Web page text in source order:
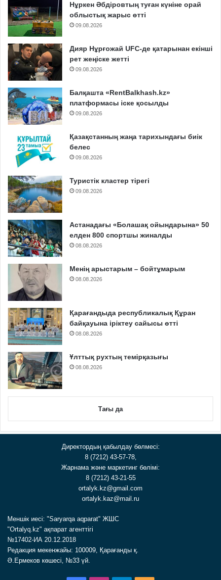
Нұркен Әбдіровтың туған күніне орай
облыстық жарыс өтті
09.08.2026
Дияр Нұрғожай UFC-де қатарынан екінші
рет жеңіске жетті
09.08.2026
Балқашта «RentBalkhash.kz»
платформасы іске қосылды
09.08.2026
Қазақстанның жаңа тарихындағы биік
белес
09.08.2026
Туристік кластер тірегі
09.08.2026
Астанадағы «Болашақ ойындарына» 50
елден 800 спортшы жиналды
08.08.2026
Менің арыстарым – бойтұмарым
08.08.2026
Қарағандыда республикалық Құран
байқауына іріктеу сайысы өтті
08.08.2026
Ұлттық рухтың темірқазығы
08.08.2026
Тағы да
Директордың қабылдау бөлмесі:
8 (7212) 43-57-78,
Жарнама және маркетинг бөлімі:
8 (7212) 43-21-55
ortalyk.kz@gmail.com
ortalyk.kaz@mail.ru
Меншік иесі: "Saryarqa aqparat" ЖШС
"Ortalyq.kz" ақпарат агенттігі
№17402-ИА 20.12.2018
Редакция мекенжайы: 100009, Қарағанды қ.
Ә.Ермеков көшесі, №33 үй.